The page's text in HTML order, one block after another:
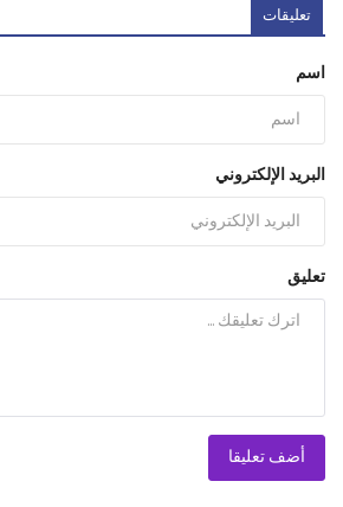
تعليقات
اسم
البريد الإلكتروني
تعليق
أضف تعليقا